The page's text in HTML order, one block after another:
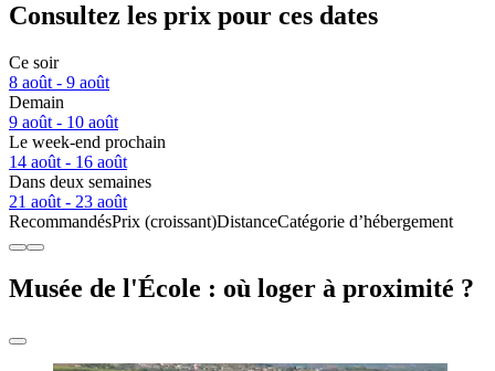
Consultez les prix pour ces dates
Ce soir
8 août - 9 août
Demain
9 août - 10 août
Le week-end prochain
14 août - 16 août
Dans deux semaines
21 août - 23 août
RecommandésPrix (croissant)DistanceCatégorie d’hébergement
Musée de l'École : où loger à proximité ?